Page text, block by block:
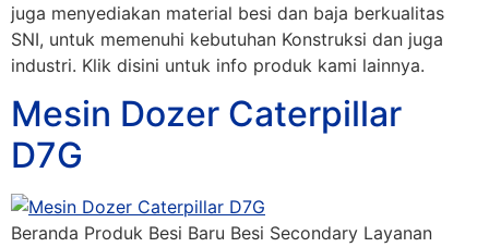
juga menyediakan material besi dan baja berkualitas
SNI, untuk memenuhi kebutuhan Konstruksi dan juga
industri. Klik disini untuk info produk kami lainnya.
Mesin Dozer Caterpillar
D7G
Beranda Produk Besi Baru Besi Secondary Layanan